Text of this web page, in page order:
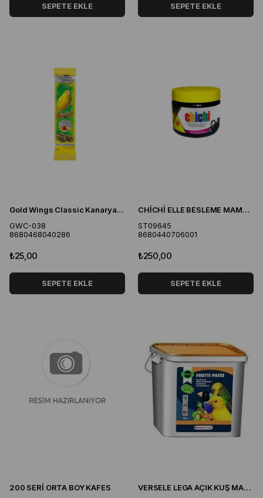
SEPETE EKLE SEPETE EKLE
Gold Wings Classic Kanarya Krakeri Ballı ve Yumurtalı 2'li Paket
GWC-038
8680468040286
₺25,00
SEPETE EKLE
CHİCHİ ELLE BESLEME MAMASI 300GR
ST09645
8680440706001
₺250,00
SEPETE EKLE
200 SERİ ORTA BOY KAFES VERSELE LEGA AÇIK KUŞ MAMASI